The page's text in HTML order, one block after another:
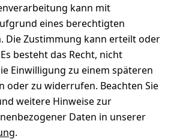
kann mit
eines berechtigten
Die Zustimmung kann erteilt oder
besteht das Recht, nicht
Einwilligung zu einem späteren
oder zu widerrufen. Beachten Sie
weitere Hinweise zur
Daten in unserer
.
zum
&